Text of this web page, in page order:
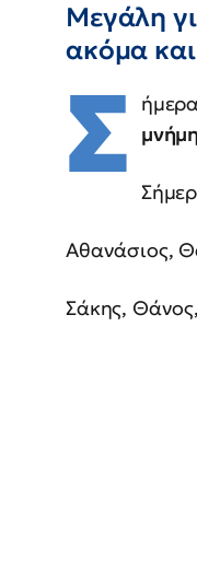
Μεγάλη
ακόμα
Σ
Αθανάσιος,
Σάκης,